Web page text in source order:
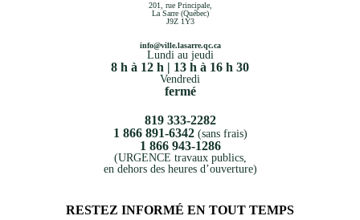
201, rue Principale,
La Sarre (Québec)
J9Z 1Y3
info@ville.lasarre.qc.ca
Lundi au jeudi
8 h à 12 h | 13 h à 16 h 30
Vendredi
fermé
819 333-2282
1 866 891-6342(sans frais)
1 866 943-1286
(URGENCE travaux publics,
en dehors des heures d’ouverture)
RESTEZ INFORMÉ EN TOUT TEMPS